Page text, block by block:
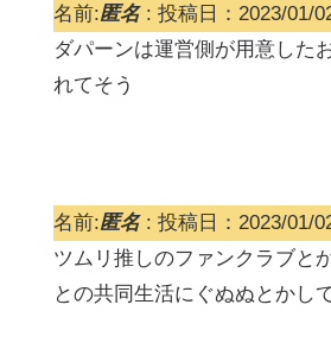
名前:匿名: 投稿日：2023/01/
ダパーンは運営側が用意した
れてそう
名前:匿名: 投稿日：2023/01/
ツムリ推しのファンクラブと
との共同生活にぐぬぬとかし